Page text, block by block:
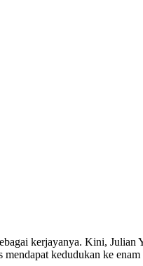
kerjayanya. Kini, Julian
kedudukan ke